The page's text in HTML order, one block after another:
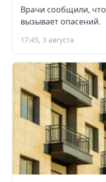
Врачи сообщили,
вызывает опасений.
17:45, 3 августа